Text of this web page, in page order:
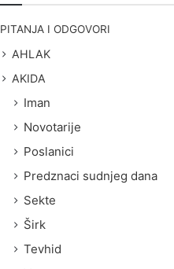
PITANJA I ODGOVORI
AHLAK
AKIDA
Iman
Novotarije
Poslanici
Predznaci sudnjeg dana
Sekte
Širk
Tevhid